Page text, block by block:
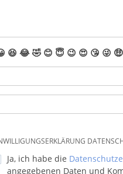
😆 😂🤣 😊 😇 😉 😍 😘 😜 🤑
Ja, ich habe die
angegebenen Daten und